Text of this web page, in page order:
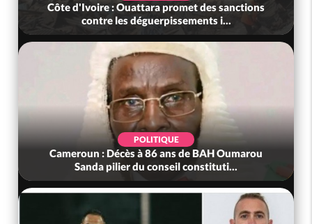
Côte d'Ivoire : Ouattara promet des sanctions
contre les déguerpissements i...
POLITIQUE
Cameroun : Décès à 86 ans de BAH Oumarou
Sanda pilier du conseil constituti...